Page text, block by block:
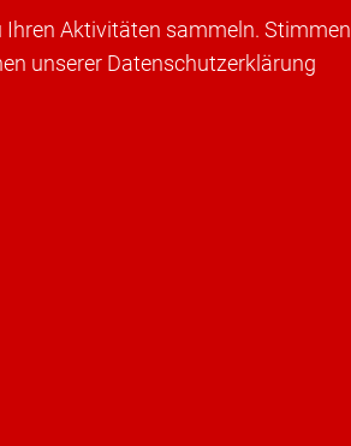
Ihren Aktivitäten sammeln. Stimmen
unserer Datenschutzerklärung